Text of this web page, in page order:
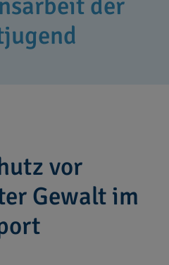
der
vor
Gewalt im